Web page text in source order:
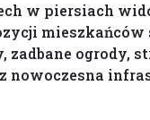
w piersiach
zadbane ogrody,
nowoczesna